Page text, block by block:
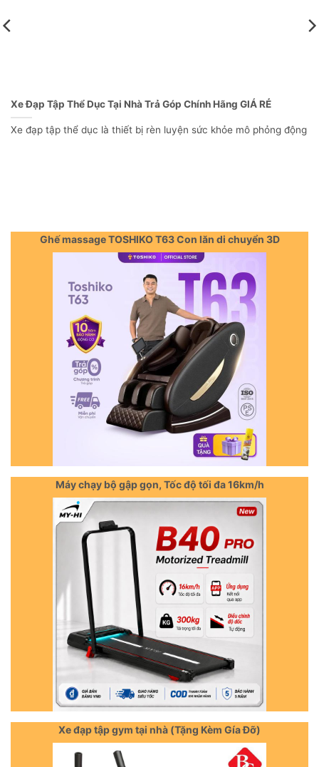
Xe Đạp Tập Thể Dục Tại Nhà Trả Góp Chính Hãng GIÁ RẺ
Xe đạp tập thể dục là thiết bị rèn luyện sức khỏe mô phỏng động
Ghế massage TOSHIKO T63 Con lăn di chuyển 3D
Máy chạy bộ gập gọn, Tốc độ tối đa 16km/h
Xe đạp tập gym tại nhà (Tặng Kèm Gía Đỡ)